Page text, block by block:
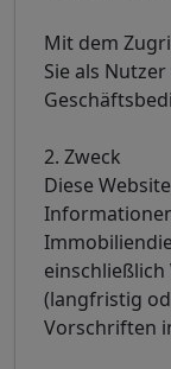
Mit dem
Sie als
2. Zweck
Diese
(langfristig
Vorschriften